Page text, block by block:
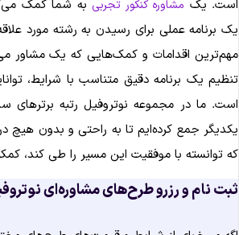
یک مشاوره کنکور تجربیبه شما کمک
برنامه عملی برای رسیدن به رشته مورد
اقدامات و کمک‌هایی که یک مشاور
یک برنامه دقیق متناسب با شرایط،
ما در مجموعه نوتروفیل رتبه برترهای
جمع کرده‌ایم تا به راحتی و بدون هیچ
توانسته با موفقیت این مسیر را طی کند،
نام و رزرو طرح‌های مشاوره‌ای